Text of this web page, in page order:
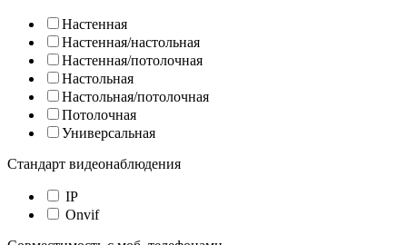
Настенная
Настенная/настольная
Настенная/потолочная
Настольная
Настольная/потолочная
Потолочная
Универсальная
Стандарт видеонаблюдения
IP
Onvif